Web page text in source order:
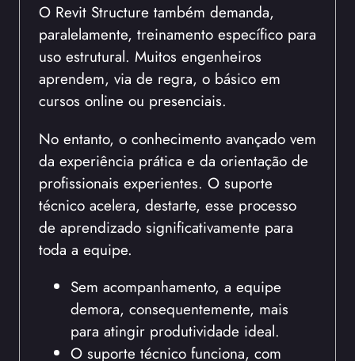
O Revit Structure também demanda,
paralelamente, treinamento específico para
uso estrutural. Muitos engenheiros
aprendem, via de regra, o básico em
cursos online ou presenciais.
No entanto, o conhecimento avançado vem
da experiência prática e da orientação de
profissionais experientes. O suporte
técnico acelera, destarte, esse processo
de aprendizado significativamente para
toda a equipe.
Sem acompanhamento, a equipe
demora, consequentemente, mais
para atingir produtividade ideal.
O suporte técnico funciona, com